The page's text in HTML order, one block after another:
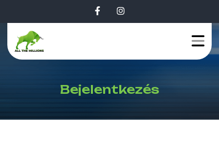
Bejelentkezés